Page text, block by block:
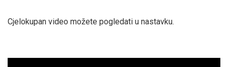
Cjelokupan video možete pogledati u nastavku.